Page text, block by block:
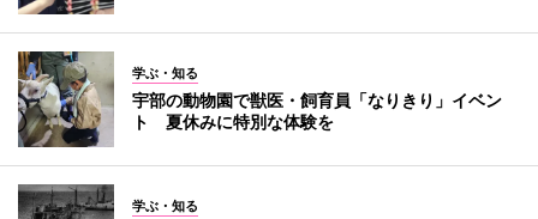
学ぶ・知る
宇部の動物園で獣医・飼育員「なりきり」イベン
ト 夏休みに特別な体験を
学ぶ・知る